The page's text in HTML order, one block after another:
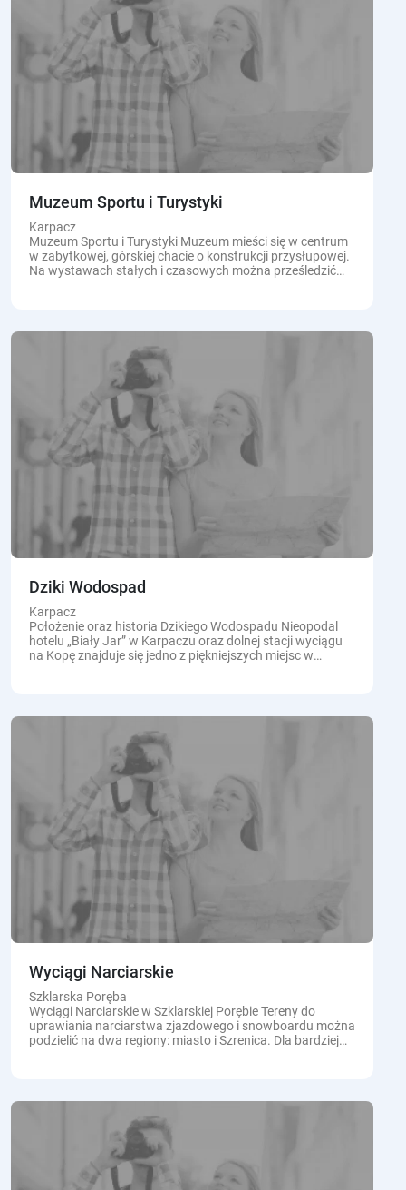
Muzeum Sportu i Turystyki
Karpacz
Muzeum Sportu i Turystyki Muzeum mieści się w centrum
w zabytkowej, górskiej chacie o konstrukcji przysłupowej.
Na wystawach stałych i czasowych można prześledzić
Dziki Wodospad
Karpacz
Położenie oraz historia Dzikiego Wodospadu Nieopodal
hotelu „Biały Jar” w Karpaczu oraz dolnej stacji wyciągu
na Kopę znajduje się jedno z piękniejszych miejsc w
Wyciągi Narciarskie
Szklarska Poręba
Wyciągi Narciarskie w Szklarskiej Porębie Tereny do
uprawiania narciarstwa zjazdowego i snowboardu można
podzielić na dwa regiony: miasto i Szrenica. Dla bardziej